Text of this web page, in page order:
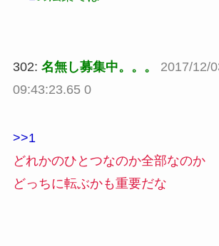
302: 名無し募集中。。。
2017/12/
09:43:23.65 0
>>1
どれかのひとつなのか全部なのか
どっちに転ぶかも重要だな